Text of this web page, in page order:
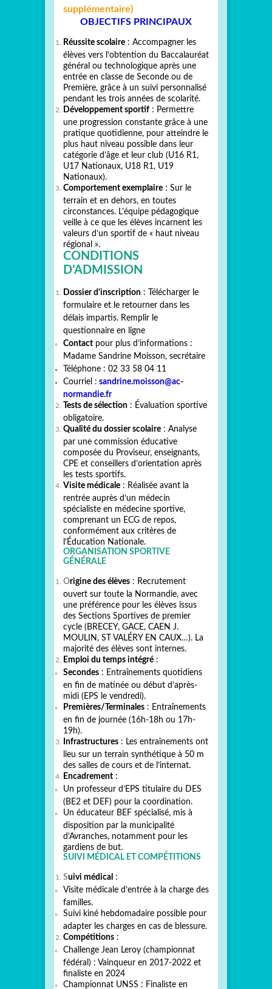
supplémentaire)
OBJECTIFS PRINCIPAUX
Réussite scolaire : Accompagner les
élèves vers l’obtention du Baccalauréat
général ou technologique après une
entrée en classe de Seconde ou de
Première, grâce à un suivi personnalisé
pendant les trois années de scolarité.
Développement sportif : Permettre
une progression constante grâce à une
pratique quotidienne, pour atteindre le
plus haut niveau possible dans leur
catégorie d’âge et leur club (U16 R1,
U17 Nationaux, U18 R1, U19
Nationaux).
Comportement exemplaire : Sur le
terrain et en dehors, en toutes
circonstances. L’équipe pédagogique
veille à ce que les élèves incarnent les
valeurs d’un sportif de « haut niveau
régional ».
CONDITIONS
D’ADMISSION
Dossier d'inscription : Télécharger le
formulaire et le retourner dans les
délais impartis. Remplir le
questionnaire en ligne
Contact pour plus d’informations :
Madame Sandrine Moisson, secrétaire
Téléphone : 02 33 58 04 11
Courriel : sandrine.moisson@ac-
normandie.fr
Tests de sélection : Évaluation sportive
obligatoire.
Qualité du dossier scolaire : Analyse
par une commission éducative
composée du Proviseur, enseignants,
CPE et conseillers d’orientation après
les tests sportifs.
Visite médicale : Réalisée avant la
rentrée auprès d’un médecin
spécialiste en médecine sportive,
comprenant un ECG de repos,
conformément aux critères de
l’Éducation Nationale.
ORGANISATION SPORTIVE
GÉNÉRALE
Origine des élèves : Recrutement
ouvert sur toute la Normandie, avec
une préférence pour les élèves issus
des Sections Sportives de premier
cycle (BRECEY, GACE, CAEN J.
MOULIN, ST VALÉRY EN CAUX…). La
majorité des élèves sont internes.
Emploi du temps intégré :
Secondes : Entraînements quotidiens
en fin de matinée ou début d’après-
midi (EPS le vendredi).
Premières/Terminales : Entraînements
en fin de journée (16h-18h ou 17h-
19h).
Infrastructures : Les entraînements ont
lieu sur un terrain synthétique à 50 m
des salles de cours et de l’internat.
Encadrement :
Un professeur d’EPS titulaire du DES
(BE2 et DEF) pour la coordination.
Un éducateur BEF spécialisé, mis à
disposition par la municipalité
d’Avranches, notamment pour les
gardiens de but.
SUIVI MÉDICAL ET COMPÉTITIONS
Suivi médical :
Visite médicale d’entrée à la charge des
familles.
Suivi kiné hebdomadaire possible pour
adapter les charges en cas de blessure.
Compétitions :
Challenge Jean Leroy (championnat
fédéral) : Vainqueur en 2017-2022 et
finaliste en 2024
Championnat UNSS : Finaliste en